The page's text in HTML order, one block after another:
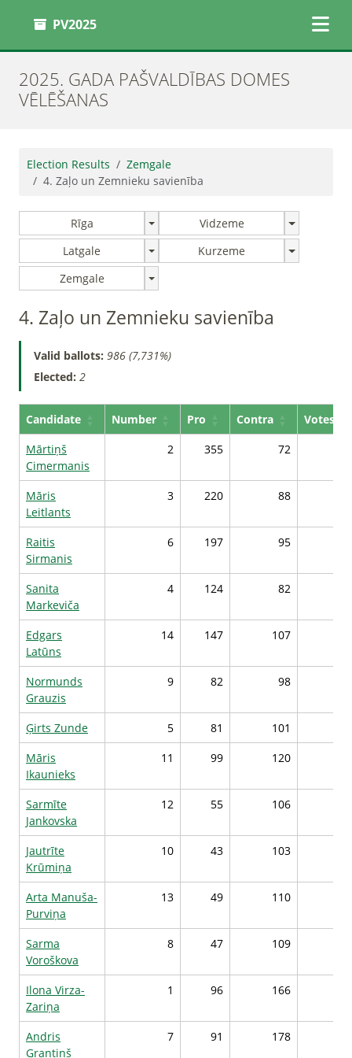
PV2025
2025. GADA PAŠVALDĪBAS DOMES
VĒLĒŠANAS
Election Results
Zemgale
4. Zaļo un Zemnieku savienība
Rīga
Vidzeme
Latgale
Kurzeme
Zemgale
4. Zaļo un Zemnieku savienība
Valid ballots: 986 (7,731%)
Elected: 2
Candidate Number Pro Contra
Votes*
Mārtiņš
Cimermanis
2 355 72
Māris
Leitlants
3 220 88
Raitis
Sirmanis
6 197 95
Sanita
Markeviča
4 124 82
Edgars
Latūns
14 147 107
Normunds
Grauzis
9 82 98
Ģirts Zunde 5 81 101
Māris
Ikaunieks
11 99 120
Sarmīte
Jankovska
12 55 106
Jautrīte
Krūmiņa
10 43 103
Arta Manuša-
Purviņa
13 49 110
Sarma
Voroškova
8 47 109
Ilona Virza-
Zariņa
1 96 166
Andris
Grantiņš
7 91 178